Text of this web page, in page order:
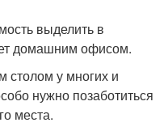
выделить в
домашним офисом.
столом у многих и
нужно позаботиться
места.